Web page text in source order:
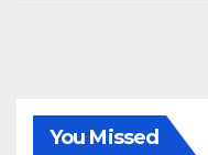
You Missed